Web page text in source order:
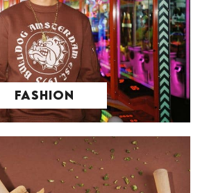
FASHION